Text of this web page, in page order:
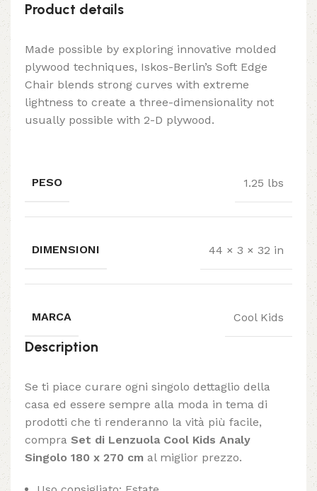
Product details
Made possible by exploring innovative molded
plywood techniques, Iskos-Berlin’s Soft Edge
Chair blends strong curves with extreme
lightness to create a three-dimensionality not
usually possible with 2-D plywood.
PESO 1.25 lbs
DIMENSIONI 44 × 3 × 32 in
MARCA Cool Kids
Description
Se ti piace curare ogni singolo dettaglio della
casa ed essere sempre alla moda in tema di
prodotti che ti renderanno la vità più facile,
compra Set di Lenzuola Cool Kids Analy
Singolo 180 x 270 cm al miglior prezzo.